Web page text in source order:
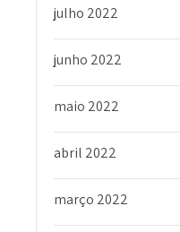
julho 2022
junho 2022
maio 2022
abril 2022
março 2022